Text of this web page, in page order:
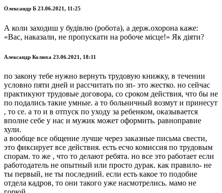
Олександр Б 23.06.2021, 11:25
А коли заходиш у будівлю (робота), а держ.охорона каже:
«Вас, наказали, не пропускати на робоче місце!» Як діяти?
Александр Колюха 23.06.2021, 18:11
по закону тебе нужно вернуть трудовую книжку, в течении
условно пяти дней и рассчитать по зп- это жестко. но сейчас
практикуют трудовые договора, со сроком действия, что бы не
по подались такие умные. а то больничный возмут и принесут
, то се. а то и в отпуск по уходу за ребенком, оказывается
вполне себе у нас и мужик может оформить. равноправие
хули.
а вообще все общение лучше через заказные письма свести,
это фиксирует все действия. есть есчо комиссия по трудовым
спорам. то же , что то делают ребята. но все это работает если
работодатель не опытный или просто дурак. как правило- не
ты первый, не ты последний. если есть какое то подобие
отдела кадров, то они такого уже насмотрелись. мамо не